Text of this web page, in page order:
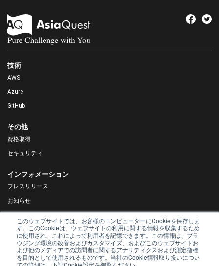
このウェブサイトでは、お客様のコンピューターにCookieを保存しま
す。このCookieは、ウェブサイトの利用に関する情報を収集するため
に使用され、これによって利用者を記憶できます。この情報は、ブラ
ウジング環境の改善およびカスタマイズ、およびこのウェブサイトお
よび他のメディアでの訪問者に関するアナリティクスおよび測定指標
を目的として使用されるものです。当社のCookie情報取り扱いについ
ての詳細は、下記Cookie設定を御覧ください。
技術
AWS
Azure
GitHub
その他
資格取得
セキュリティ
インフォメーション
プレスリリース
お知らせ
DX Navigator
Tech Blog